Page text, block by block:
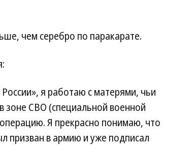
чем серебро по паракарате.
я работаю с матерями, чьи
зоне СВО (специальной военной
Я прекрасно понимаю, что
призван в армию и уже подписал